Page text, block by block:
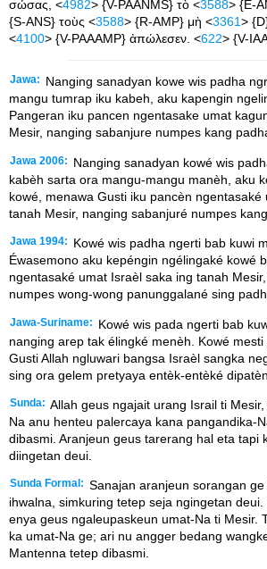
σώσας, <4982> {V-PAANMS} τὸ <3588> {E-
{S-ANS} τοὺς <3588> {R-AMP} μὴ <3361>
<4100> {V-PAAAMP} ἀπώλεσεν. <622> {V-
Jawa:
Nanging sanadyan kowe wis padha
mangu tumrap iku kabeh, aku kapengin
Pangeran iku pancen ngentasake umat
Mesir, nanging sabanjure numpes kang
Jawa 2006:
Nanging sanadyan kowé wis
kabèh sarta ora mangu-mangu manèh, aku
kowé, menawa Gusti iku pancèn ngentasaké
tanah Mesir, nanging sabanjuré numpes
Jawa 1994:
Kowé wis padha ngerti bab kuwi
Éwasemono aku kepéngin ngélingaké kowé
ngentasaké umat Israèl saka ing tanah
numpes wong-wong panunggalané sing
Jawa-Suriname:
Kowé wis pada ngerti bab
nanging arep tak élingké menèh. Kowé
Gusti Allah ngluwari bangsa Israèl sangka
sing ora gelem pretyaya entèk-entèké
Sunda: Allah geus ngajait urang Israil ti
Na anu henteu palercaya kana pangandika-
dibasmi. Aranjeun geus tarerang hal eta tapi
diingetan deui.
Sunda Formal: Sanajan aranjeun sorangan
ihwalna, simkuring tetep seja ngingetan
enya geus ngaleupaskeun umat-Na ti Mesir.
ka umat-Na ge; ari nu angger bedang
Mantenna tetep dibasmi.